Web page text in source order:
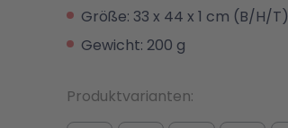
Größe: 33 x 44 x 1 cm (B/H/T)
Gewicht: 200 g
Produktvarianten